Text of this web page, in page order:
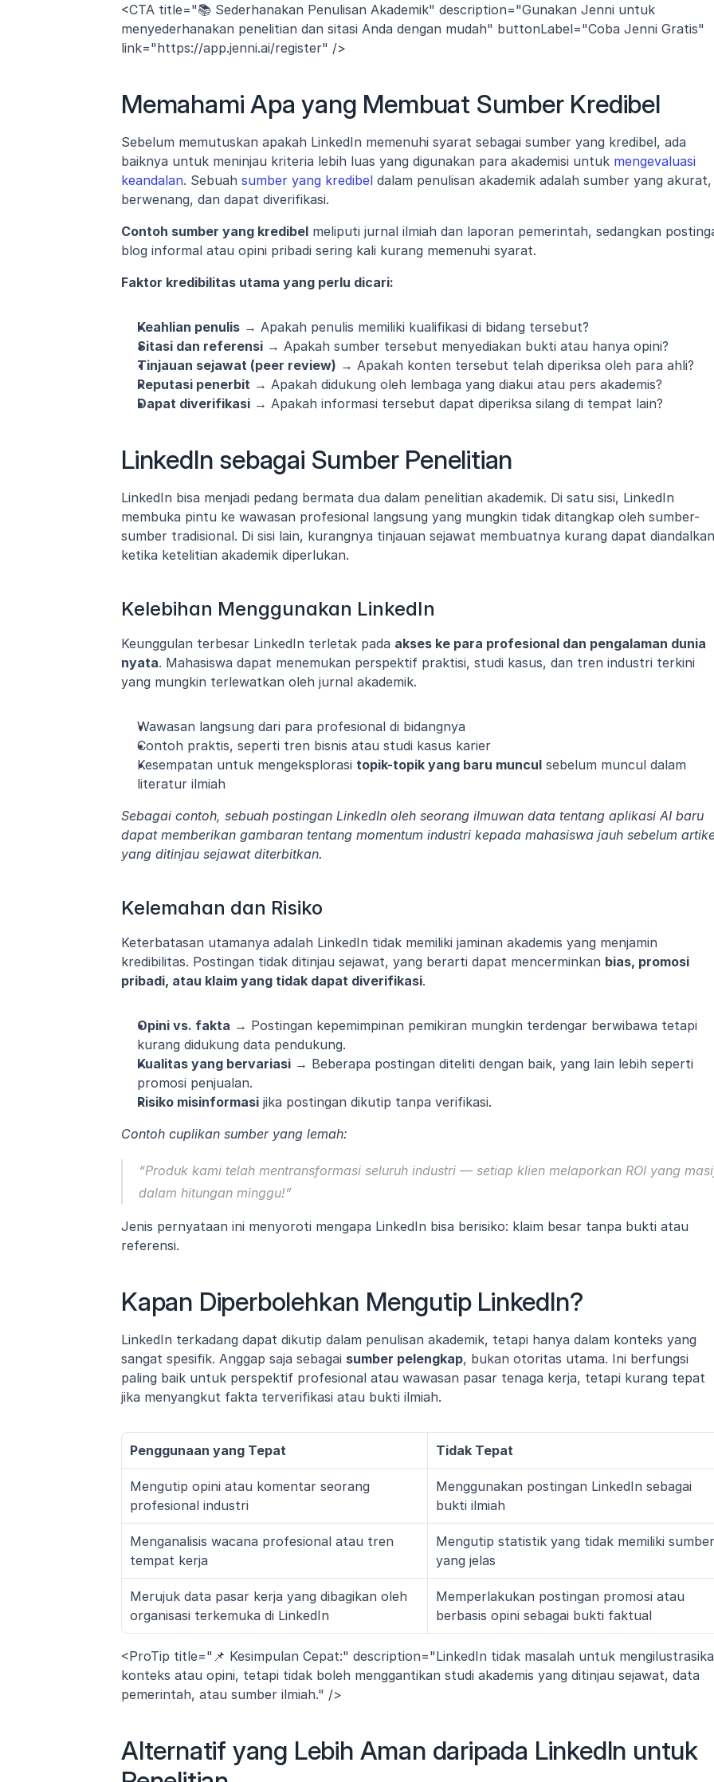
<CTA title="📚 Sederhanakan Penulisan Akademik" description="Gunakan Jenni untuk
menyederhanakan penelitian dan sitasi Anda dengan mudah" buttonLabel="Coba Jenni Gratis"
link="https://app.jenni.ai/register" />
Memahami Apa yang Membuat Sumber Kredibel
Sebelum memutuskan apakah LinkedIn memenuhi syarat sebagai sumber yang kredibel, ada
baiknya untuk meninjau kriteria lebih luas yang digunakan para akademisi untuk mengevaluasi
keandalan. Sebuah sumber yang kredibel dalam penulisan akademik adalah sumber yang akurat,
berwenang, dan dapat diverifikasi.
Contoh sumber yang kredibel meliputi jurnal ilmiah dan laporan pemerintah, sedangkan
blog informal atau opini pribadi sering kali kurang memenuhi syarat.
Faktor kredibilitas utama yang perlu dicari:
Keahlian penulis → Apakah penulis memiliki kualifikasi di bidang tersebut?
Sitasi dan referensi → Apakah sumber tersebut menyediakan bukti atau hanya opini?
Tinjauan sejawat (peer review) → Apakah konten tersebut telah diperiksa oleh para ahli?
Reputasi penerbit → Apakah didukung oleh lembaga yang diakui atau pers akademis?
Dapat diverifikasi → Apakah informasi tersebut dapat diperiksa silang di tempat lain?
LinkedIn sebagai Sumber Penelitian
LinkedIn bisa menjadi pedang bermata dua dalam penelitian akademik. Di satu sisi, LinkedIn
membuka pintu ke wawasan profesional langsung yang mungkin tidak ditangkap oleh sumber-
sumber tradisional. Di sisi lain, kurangnya tinjauan sejawat membuatnya kurang dapat diandalkan
ketika ketelitian akademik diperlukan.
Kelebihan Menggunakan LinkedIn
Keunggulan terbesar LinkedIn terletak pada akses ke para profesional dan pengalaman dunia
nyata. Mahasiswa dapat menemukan perspektif praktisi, studi kasus, dan tren industri terkini
yang mungkin terlewatkan oleh jurnal akademik.
Wawasan langsung dari para profesional di bidangnya
Contoh praktis, seperti tren bisnis atau studi kasus karier
Kesempatan untuk mengeksplorasi topik-topik yang baru muncul sebelum muncul dalam
literatur ilmiah
Sebagai contoh, sebuah postingan LinkedIn oleh seorang ilmuwan data tentang aplikasi AI baru
dapat memberikan gambaran tentang momentum industri kepada mahasiswa jauh sebelum
yang ditinjau sejawat diterbitkan.
Kelemahan dan Risiko
Keterbatasan utamanya adalah LinkedIn tidak memiliki jaminan akademis yang menjamin
kredibilitas. Postingan tidak ditinjau sejawat, yang berarti dapat mencerminkan bias, promosi
pribadi, atau klaim yang tidak dapat diverifikasi.
Opini vs. fakta → Postingan kepemimpinan pemikiran mungkin terdengar berwibawa tetapi
kurang didukung data pendukung.
Kualitas yang bervariasi → Beberapa postingan diteliti dengan baik, yang lain lebih seperti
promosi penjualan.
Risiko misinformasi jika postingan dikutip tanpa verifikasi.
Contoh cuplikan sumber yang lemah:
“Produk kami telah mentransformasi seluruh industri — setiap klien melaporkan ROI yang
dalam hitungan minggu!”
Jenis pernyataan ini menyoroti mengapa LinkedIn bisa berisiko: klaim besar tanpa bukti atau
referensi.
Kapan Diperbolehkan Mengutip LinkedIn?
LinkedIn terkadang dapat dikutip dalam penulisan akademik, tetapi hanya dalam konteks yang
sangat spesifik. Anggap saja sebagai sumber pelengkap, bukan otoritas utama. Ini berfungsi
paling baik untuk perspektif profesional atau wawasan pasar tenaga kerja, tetapi kurang tepat
jika menyangkut fakta terverifikasi atau bukti ilmiah.
Penggunaan yang Tepat Tidak Tepat
Mengutip opini atau komentar seorang
profesional industri
Menggunakan postingan LinkedIn sebagai
bukti ilmiah
Menganalisis wacana profesional atau tren
tempat kerja
Mengutip statistik yang tidak memiliki sumber
yang jelas
Merujuk data pasar kerja yang dibagikan oleh
organisasi terkemuka di LinkedIn
Memperlakukan postingan promosi atau
berbasis opini sebagai bukti faktual
<ProTip title="📌 Kesimpulan Cepat:" description="LinkedIn tidak masalah untuk
konteks atau opini, tetapi tidak boleh menggantikan studi akademis yang ditinjau sejawat, data
pemerintah, atau sumber ilmiah." />
Alternatif yang Lebih Aman daripada LinkedIn untuk